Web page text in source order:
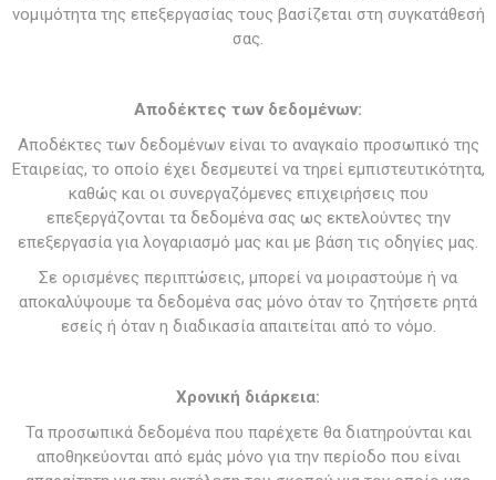
νομιμότητα της επεξεργασίας τους βασίζεται στη συγκατάθεσή
σας.
Αποδέκτες των δεδομένων:
Αποδέκτες των δεδομένων είναι το αναγκαίο προσωπικό της
Εταιρείας, το οποίο έχει δεσμευτεί να τηρεί εμπιστευτικότητα,
καθώς και οι συνεργαζόμενες επιχειρήσεις που
επεξεργάζονται τα δεδομένα σας ως εκτελούντες την
επεξεργασία για λογαριασμό μας και με βάση τις οδηγίες μας.
Σε ορισμένες περιπτώσεις, μπορεί να μοιραστούμε ή να
αποκαλύψουμε τα δεδομένα σας μόνο όταν το ζητήσετε ρητά
εσείς ή όταν η διαδικασία απαιτείται από το νόμο.
Χρονική διάρκεια:
Τα προσωπικά δεδομένα που παρέχετε θα διατηρούνται και
αποθηκεύονται από εμάς μόνο για την περίοδο που είναι